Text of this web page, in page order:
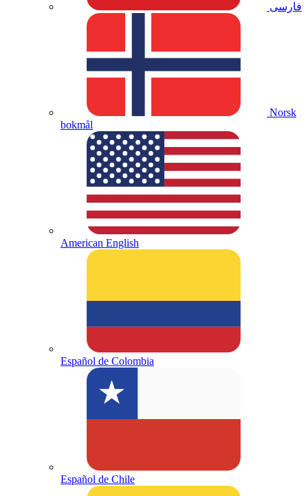
فارسی
Norsk
bokmål
American English
Español de Colombia
Español de Chile